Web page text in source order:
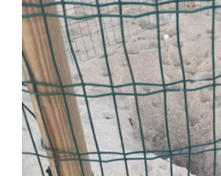
Ugento, la prima
Caretta Caretta: nate